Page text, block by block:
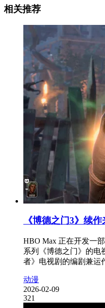
相关推荐
《博德之门3》续
HBO Max 正在开发一
系列《博德之门》的电
者》电视剧的编剧兼运
动漫
2026-02-09
321